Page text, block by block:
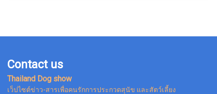
Contact us
Thailand Dog show
เว็ปไซต์ข่าว-สารเพื่อคนรักการประกวดสุนัข และสัตว์เลี้ยง